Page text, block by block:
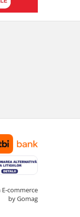
commerce
by Gomag